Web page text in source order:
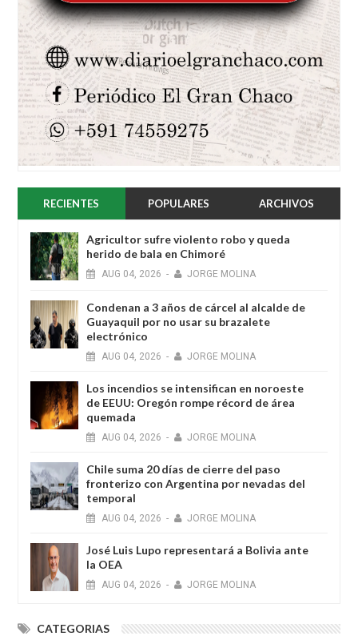
RECIENTES POPULARES ARCHIVOS
Agricultor sufre violento robo y queda
herido de bala en Chimoré
AUG 04, 2026 - JORGE MOLINA
Condenan a 3 años de cárcel al alcalde de
Guayaquil por no usar su brazalete
electrónico
AUG 04, 2026 - JORGE MOLINA
Los incendios se intensifican en noroeste
de EEUU: Oregón rompe récord de área
quemada
AUG 04, 2026 - JORGE MOLINA
Chile suma 20 días de cierre del paso
fronterizo con Argentina por nevadas del
temporal
AUG 04, 2026 - JORGE MOLINA
José Luis Lupo representará a Bolivia ante
la OEA
AUG 04, 2026 - JORGE MOLINA
CATEGORIAS